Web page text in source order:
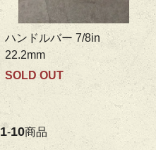
ハンドルバー 7/8in
22.2mm
SOLD OUT
1-10商品